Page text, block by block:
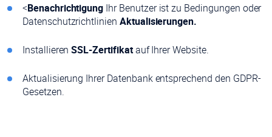
<Benachrichtigung Ihr Benutzer ist zu Bedingungen oder
Datenschutzrichtlinien Aktualisierungen.
InstallierenSSL-Zertifikatauf Ihrer Website.
Aktualisierung Ihrer Datenbank entsprechend den GDPR-
Gesetzen.